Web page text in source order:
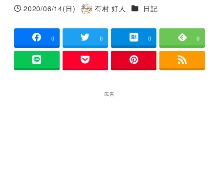
投稿日
2020/06/14(日)
著
有村 好人 カテゴリー
日記
0 0 0 0
広告